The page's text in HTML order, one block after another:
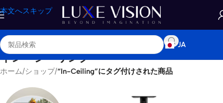
本文へスキップ
JA
イン・シーリング
ホーム/ショップ/“In-Ceiling”にタグ付けされた商品